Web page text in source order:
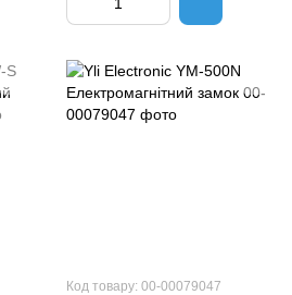
Код товару: 00-00079047